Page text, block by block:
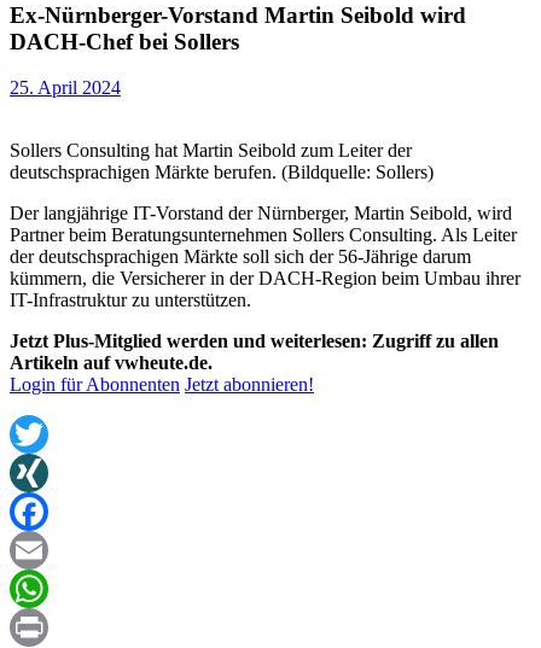
Ex-Nürnberger-Vorstand Martin Seibold wird
DACH-Chef bei Sollers
25. April 2024
Sollers Consulting hat Martin Seibold zum Leiter der
deutschsprachigen Märkte berufen. (Bildquelle: Sollers)
Der langjährige IT-Vorstand der Nürnberger, Martin Seibold, wird
Partner beim Beratungsunternehmen Sollers Consulting. Als Leiter
der deutschsprachigen Märkte soll sich der 56-Jährige darum
kümmern, die Versicherer in der DACH-Region beim Umbau ihrer
IT-Infrastruktur zu unterstützen.
Jetzt Plus-Mitglied werden und weiterlesen: Zugriff zu allen
Artikeln auf vwheute.de.
Login für Abonnenten Jetzt abonnieren!
Twitter
XING
Facebook
Email
WhatsApp